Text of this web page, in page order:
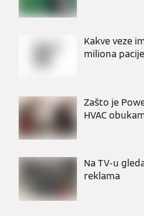
Kakve veze
miliona
Zašto je
HVAC
Na TV-u
reklama